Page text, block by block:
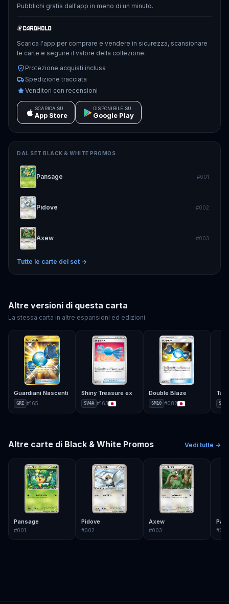
Pubblichi gratis dall'app in meno di un minuto.
Scarica l'app per comprare e vendere in sicurezza, scansionare
le carte e seguire il valore della collezione.
Protezione acquisti inclusa
Spedizione tracciata
Venditori con recensioni
SCARICA SU
App Store
DISPONIBILE SU
Google Play
DAL SET BLACK & WHITE PROMOS
Pansage #001
Pidove #002
Axew #003
Tutte le carte del set →
Altre versioni di questa carta
La stessa carta in altre espansioni ed edizioni.
Guardiani Nascenti
GRI #165
Shiny Treasure ex
SV4A #163
Double Blaze
SM10 #082
Tag
SM9
Altre carte di Black & White Promos Vedi tutte →
Pansage
#001
Pidove
#002
Axew
#003 #